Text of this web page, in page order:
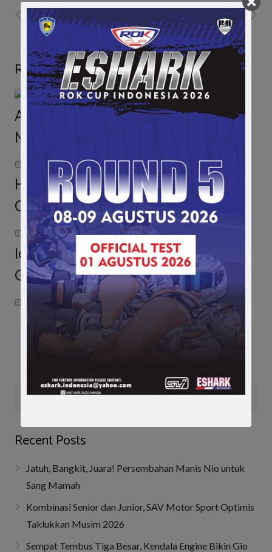
PREVIOUS POST
Related Posts
Animo Peserta D2 Drag Race Sentul
Meningkat Dibanding Tahun Lalu
April 24, 2015
Hari Ke-2 F4 Sentul: Presley Kembali
Curi Podium, Keanon Ganti Mobil
November 13, 2016
Ichan Tidak Ingin Buru-Buru Kunci
Gelar Juara
October 24, 2015
Recent Posts
Jatuh, Bangkit, Juara! Persembahan Manis Nio untuk
Sang Mamah
Kombinasi Senior dan Junior, SAV Motor Sport Optimis
Taklukkan Musim 2026
Sempat Tembus Tiga Besar, Kendala Engine Bikin Gio